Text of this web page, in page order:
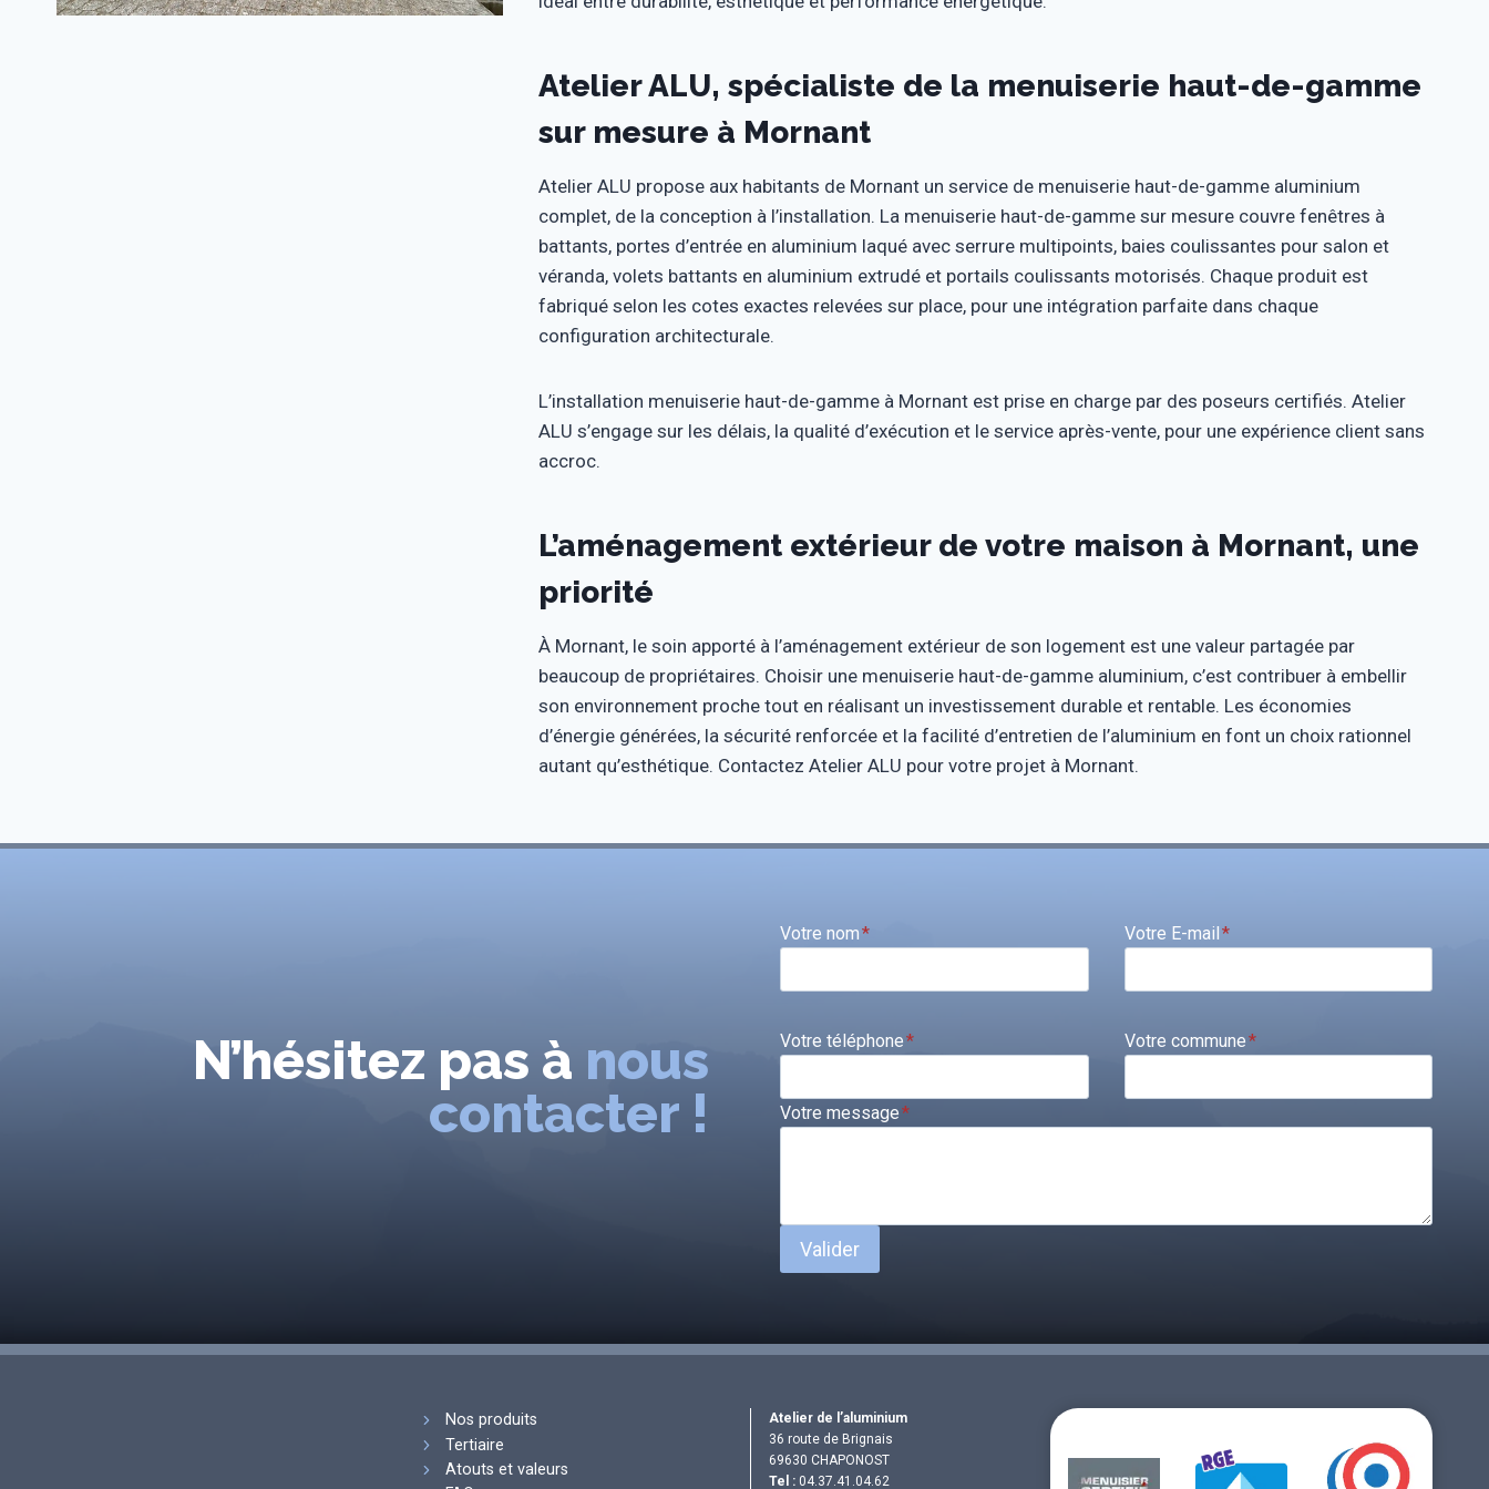
Atelier ALU, spécialiste de la menuiserie haut-de-gamme
sur mesure à Mornant
Atelier ALU propose aux habitants de Mornant un service de menuiserie haut-de-gamme aluminium
complet, de la conception à l’installation. La menuiserie haut-de-gamme sur mesure couvre fenêtres à
battants, portes d’entrée en aluminium laqué avec serrure multipoints, baies coulissantes pour salon et
véranda, volets battants en aluminium extrudé et portails coulissants motorisés. Chaque produit est
fabriqué selon les cotes exactes relevées sur place, pour une intégration parfaite dans chaque
configuration architecturale.
L’installation menuiserie haut-de-gamme à Mornant est prise en charge par des poseurs certifiés. Atelier
ALU s’engage sur les délais, la qualité d’exécution et le service après-vente, pour une expérience client sans
accroc.
L’aménagement extérieur de votre maison à Mornant, une
priorité
À Mornant, le soin apporté à l’aménagement extérieur de son logement est une valeur partagée par
beaucoup de propriétaires. Choisir une menuiserie haut-de-gamme aluminium, c’est contribuer à embellir
son environnement proche tout en réalisant un investissement durable et rentable. Les économies
d’énergie générées, la sécurité renforcée et la facilité d’entretien de l’aluminium en font un choix rationnel
autant qu’esthétique. Contactez Atelier ALU pour votre projet à Mornant.
N’hésitez pas à nous
contacter !
Votre nom* Votre E-mail*
Votre téléphone* Votre commune*
Votre message*
Valider
Nos produits
Tertiaire
Atouts et valeurs
Atelier de l’aluminium
36 route de Brignais
69630 CHAPONOST
Tel :04.37.41.04.62